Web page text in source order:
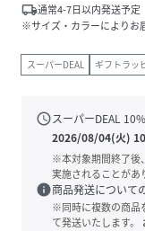
local_shipping通常4-7日以内発送予定
※サイズ・カラーによりお
スーパーDEAL ギフトラッ
scheduleスーパーDEAL 10
2026/08/04(火)
※本対象期間終了後
実施されることがあ
info商品発送について
※同時に複数の商品
て発送いたします。